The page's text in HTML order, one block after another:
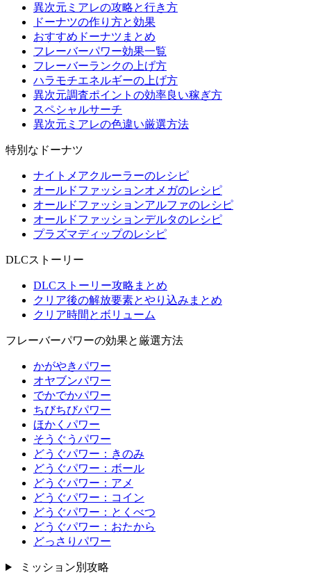
異次元ミアレの攻略と行き方
ドーナツの作り方と効果
おすすめドーナツまとめ
フレーバーパワー効果一覧
フレーバーランクの上げ方
ハラモチエネルギーの上げ方
異次元調査ポイントの効率良い稼ぎ方
スペシャルサーチ
異次元ミアレの色違い厳選方法
特別なドーナツ
ナイトメアクルーラーのレシピ
オールドファッションオメガのレシピ
オールドファッションアルファのレシピ
オールドファッションデルタのレシピ
プラズマディップのレシピ
DLCストーリー
DLCストーリー攻略まとめ
クリア後の解放要素とやり込みまとめ
クリア時間とボリューム
フレーバーパワーの効果と厳選方法
かがやきパワー
オヤブンパワー
でかでかパワー
ちびちびパワー
ほかくパワー
そうぐうパワー
どうぐパワー：きのみ
どうぐパワー：ボール
どうぐパワー：アメ
どうぐパワー：コイン
どうぐパワー：とくべつ
どうぐパワー：おたから
どっさりパワー
ミッション別攻略